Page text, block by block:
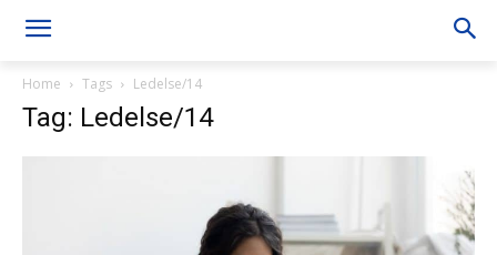
Home Tags Ledelse/14
Tag: Ledelse/14